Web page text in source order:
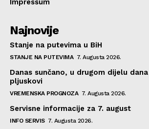
Najnovije
Stanje na putevima u BiH
STANJE NA PUTEVIMA 7. Augusta 2026.
Danas sunčano, u drugom dijelu
pljuskovi
VREMENSKA PROGNOZA 7. Augusta 2026.
Servisne informacije za 7. august
INFO SERVIS 7. Augusta 2026.